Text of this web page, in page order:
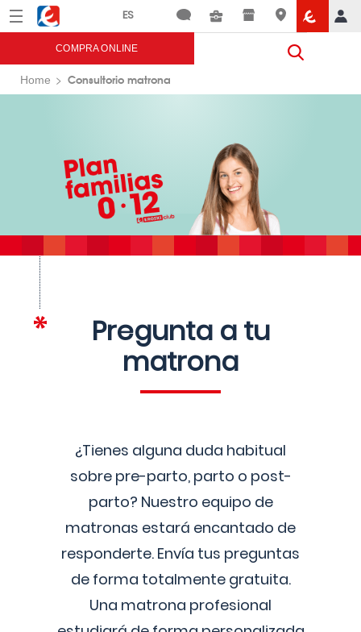
Menú Eroski
COMPRA ONLINE
Home Consultorio matrona
Pregunta a tu
matrona
¿Tienes alguna duda habitual
sobre pre-parto, parto o post-
parto? Nuestro equipo de
matronas estará encantado de
responderte. Envía tus preguntas
de forma totalmente gratuita.
Una matrona profesional